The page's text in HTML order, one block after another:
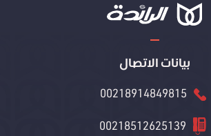
بيانات الاتصال
00218914849815
00218512625139